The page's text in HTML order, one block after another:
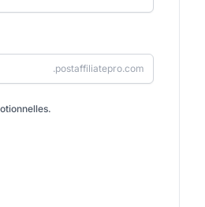
.postaffiliatepro.com